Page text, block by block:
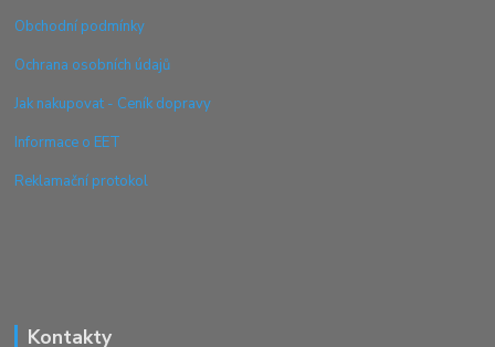
Obchodní podmínky
Ochrana osobních údajů
Jak nakupovat - Ceník dopravy
Informace o EET
Reklamační protokol
Kontakty